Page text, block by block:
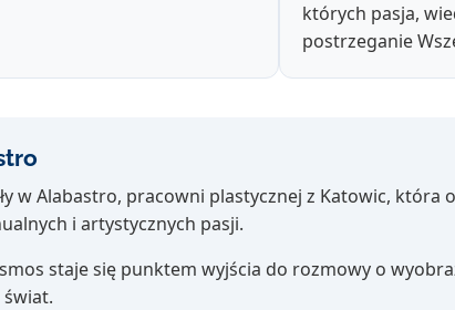
których pasja,
postrzeganie
w Alabastro, pracowni plastycznej z Katowic, która
i artystycznych pasji.
staje się punktem wyjścia do rozmowy o